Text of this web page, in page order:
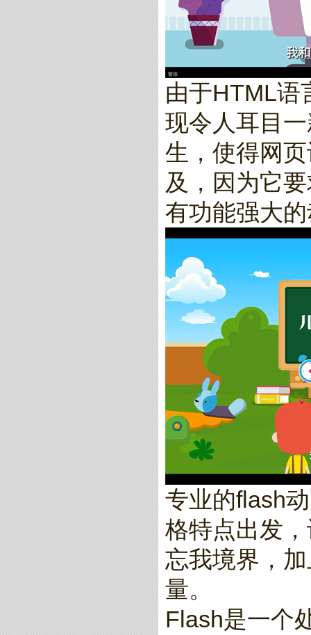
由于HTML语
现令人耳目
生，使得网
及，因为它
有功能强大
专业的flash
格特点出发
忘我境界，
量。
Flash是一个